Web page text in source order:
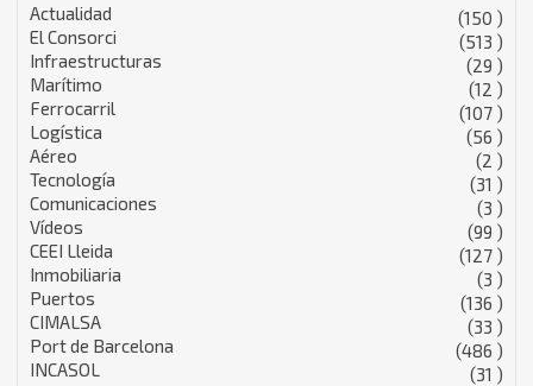
Actualidad
(150 )
El Consorci
(513 )
Infraestructuras
(29 )
Marítimo
(12 )
Ferrocarril
(107 )
Logística
(56 )
Aéreo
(2 )
Tecnología
(31 )
Comunicaciones
(3 )
Vídeos
(99 )
CEEI Lleida
(127 )
Inmobiliaria
(3 )
Puertos
(136 )
CIMALSA
(33 )
Port de Barcelona
(486 )
INCASOL
(31 )